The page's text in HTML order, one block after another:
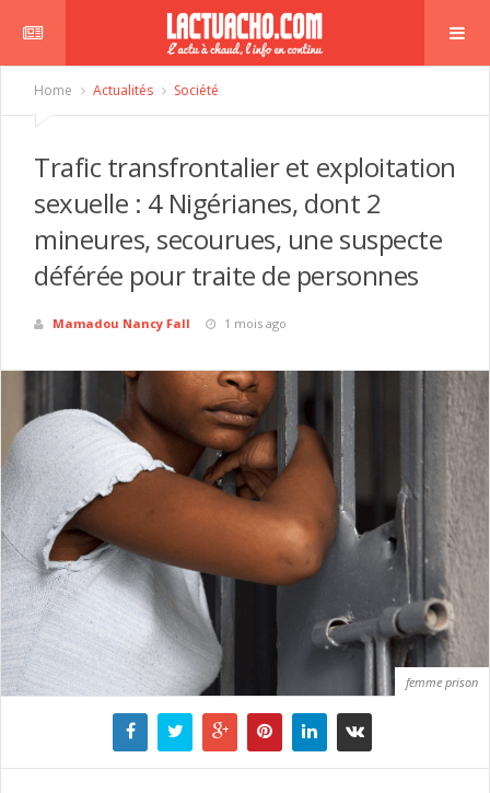
Home Actualités Société
Trafic transfrontalier et exploitation
sexuelle : 4 Nigérianes, dont 2
mineures, secourues, une suspecte
déférée pour traite de personnes
Mamadou Nancy Fall 1 mois ago
femme prison